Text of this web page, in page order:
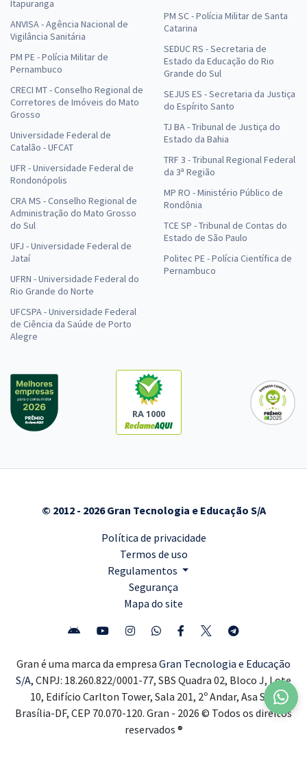
Itapuranga
ANVISA - Agência Nacional de
Vigilância Sanitária
PM PE - Polícia Militar de
Pernambuco
CRECI MT - Conselho Regional de
Corretores de Imóveis do Mato
Grosso
Universidade Federal de
Catalão - UFCAT
UFR - Universidade Federal de
Rondonópolis
CRA MS - Conselho Regional de
Administração do Mato Grosso
do Sul
UFJ - Universidade Federal de
Jataí
UFRN - Universidade Federal do
Rio Grande do Norte
UFCSPA - Universidade Federal
de Ciência da Saúde de Porto
Alegre
PM SC - Polícia Militar de Santa
Catarina
SEDUC RS - Secretaria de
Estado da Educação do Rio
Grande do Sul
SEJUS ES - Secretaria da Justiça
do Espírito Santo
TJ BA - Tribunal de Justiça do
Estado da Bahia
TRF 3 - Tribunal Regional Federal
da 3ª Região
MP RO - Ministério Público de
Rondônia
TCE SP - Tribunal de Contas do
Estado de São Paulo
Politec PE - Polícia Científica de
Pernambuco
RA 1000
© 2012 - 2026 Gran Tecnologia e Educação S/A
Política de privacidade
Termos de uso
Regulamentos
Segurança
Mapa do site
Gran é uma marca da empresa Gran Tecnologia e Educação
S/A, CNPJ: 18.260.822/0001-77, SBS Quadra 02, Bloco J, Lote
10, Edifício Carlton Tower, Sala 201, 2º Andar, Asa Sul,
Brasília-DF, CEP 70.070-120. Gran - 2026 © Todos os direitos
reservados ®